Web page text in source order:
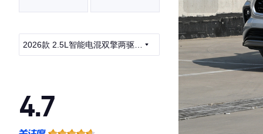
2026款 2.5L智能电混双擎两驱豪
4.7